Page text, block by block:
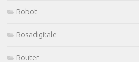
Robot
Rosadigitale
Router